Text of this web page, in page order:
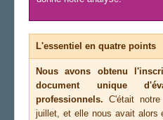
L'essentiel en quatre points
Nous avons obtenu
document unique
professionnels. C'était
juillet, et elle nous avait alors